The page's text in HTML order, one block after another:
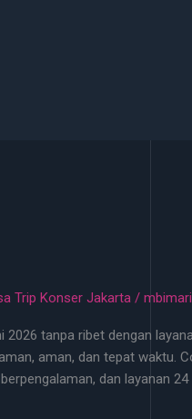
Trip Konser Jakarta /
tanpa ribet dengan
aman, dan tepat waktu.
dan layanan 24